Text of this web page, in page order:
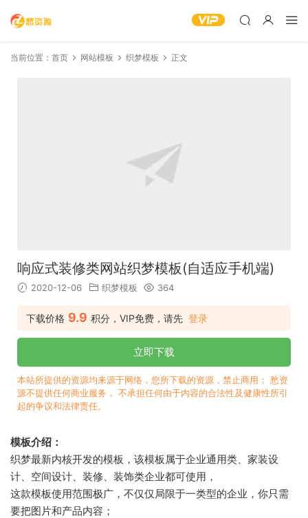
当前位置： 首页 网站模板 织梦模板 正文
响应式装修类网站织梦模板(自适应手机端)
2020-12-06 织梦模板 364
下载价格 9.9 积分，VIP免费，请先 登录
立即下载
本站所提供的资源均来源于网络，您所下载的资源，禁止商用； 愁资
源不提供任何商业服务， 不承担任何由于内容的合法性及健康性所引
起的争议和法律责任。
模板介绍：
织梦最新内核开发的模板，该模板属于企业通用类、家装设
计、空间设计、装修、装饰类企业都可使用，
这款模板使用范围极广，不仅仅局限于一类型的企业，你只需
要把图片和产品内容；